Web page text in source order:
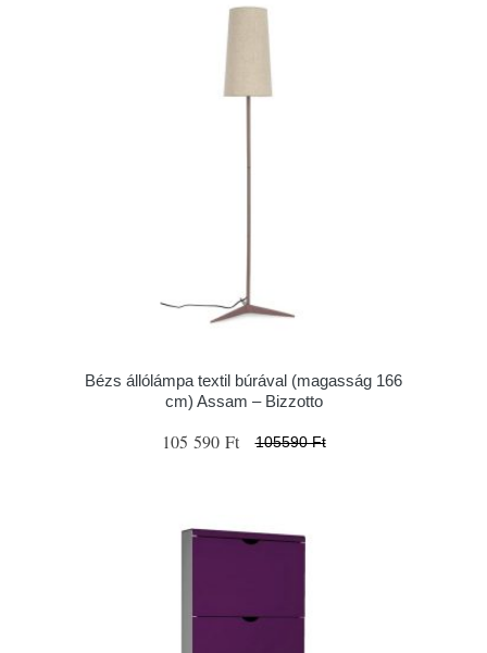
Bézs állólámpa textil búrával (magasság 166
cm) Assam – Bizzotto
105 590 Ft 105590 Ft